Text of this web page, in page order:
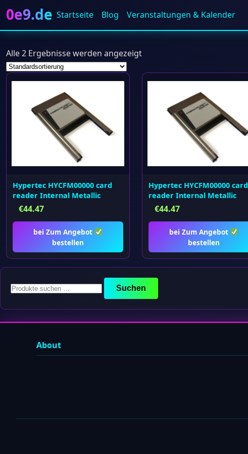
0e9.de Startseite Blog Veranstaltungen & Kalender
Alle 2 Ergebnisse werden angezeigt
Hypertec HYCFM00000 card
reader Internal Metallic
€44.47
bei Zum Angebot
bestellen
Hypertec HYCFM00000 card
reader Internal Metallic
€44.47
bei Zum Angebot
bestellen
Suchen
nach:
Suchen
About